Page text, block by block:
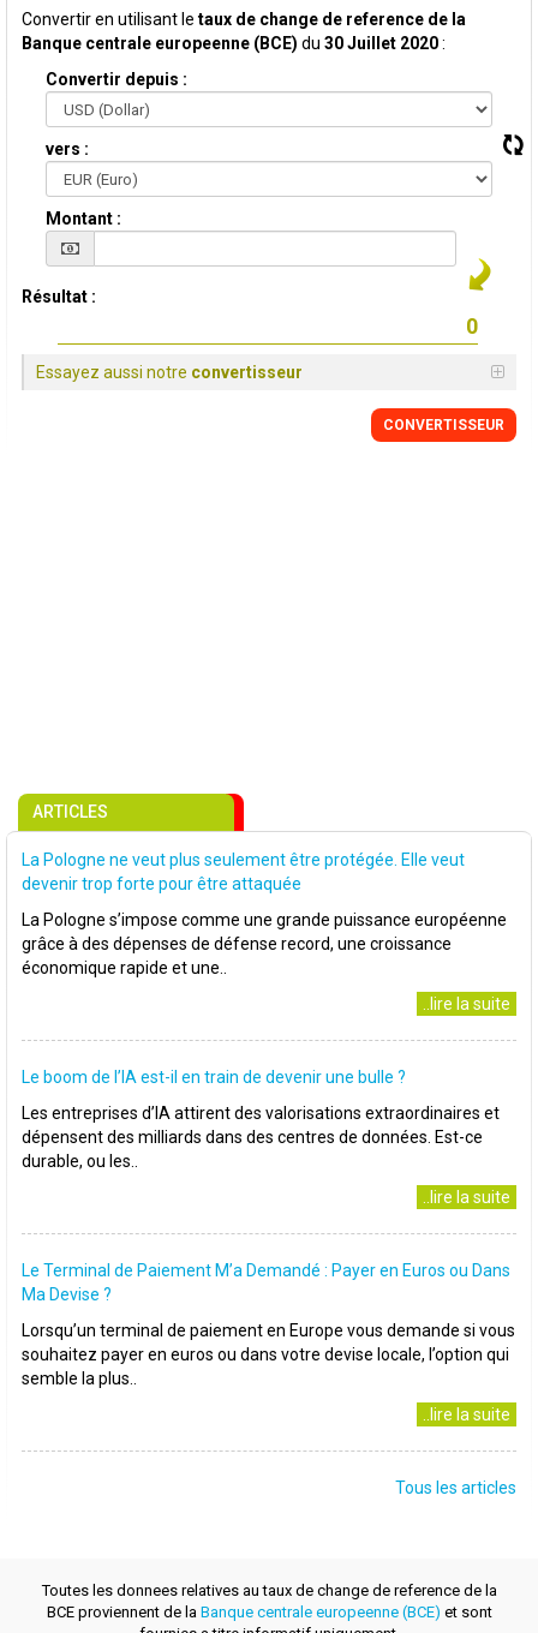
Convertir en utilisant le taux de change de reference de la
Banque centrale europeenne (BCE) du 30 Juillet 2020:
Convertir depuis :
vers :
Montant :
Résultat :
Essayez aussi notre convertisseur
CONVERTISSEUR
ARTICLES
La Pologne ne veut plus seulement être protégée. Elle veut
devenir trop forte pour être attaquée
La Pologne s’impose comme une grande puissance européenne
grâce à des dépenses de défense record, une croissance
économique rapide et une..
..lire la suite
Le boom de l’IA est-il en train de devenir une bulle ?
Les entreprises d’IA attirent des valorisations extraordinaires et
dépensent des milliards dans des centres de données. Est-ce
durable, ou les..
..lire la suite
Le Terminal de Paiement M’a Demandé : Payer en Euros ou Dans
Ma Devise ?
Lorsqu’un terminal de paiement en Europe vous demande si vous
souhaitez payer en euros ou dans votre devise locale, l’option qui
semble la plus..
..lire la suite
Tous les articles
Toutes les donnees relatives au taux de change de reference de la
BCE proviennent de la Banque centrale europeenne (BCE) et sont